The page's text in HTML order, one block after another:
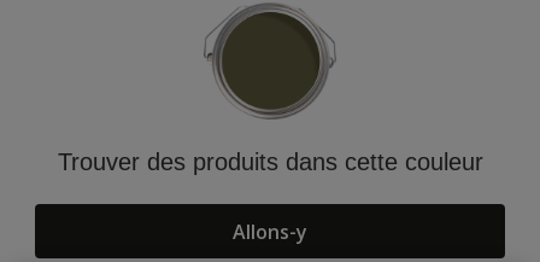
Trouver des produits dans cette couleur
Allons-y